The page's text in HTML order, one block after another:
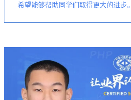
希望能够帮助同学们取得更大的进步。